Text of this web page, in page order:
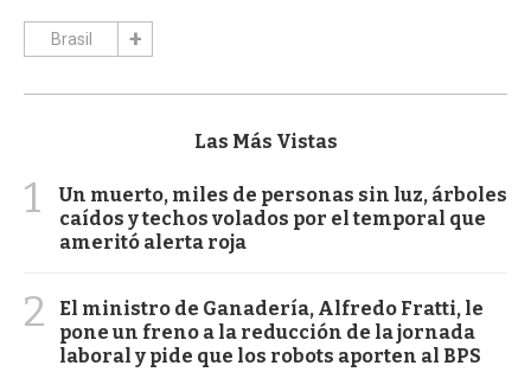
Brasil
Las Más Vistas
1
Un muerto, miles de personas sin luz, árboles
caídos y techos volados por el temporal que
ameritó alerta roja
2
El ministro de Ganadería, Alfredo Fratti, le
pone un freno a la reducción de la jornada
laboral y pide que los robots aporten al BPS